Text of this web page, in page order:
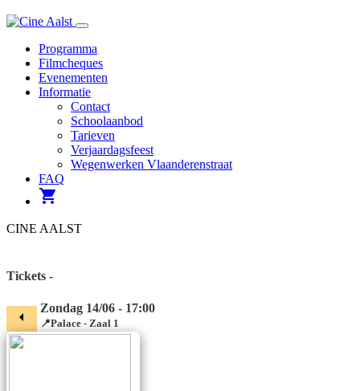
Navigatie
Programma
Filmcheques
Evenementen
Informatie
Contact
Schoolaanbod
Tarieven
Verjaardagsfeest
Wegenwerken Vlaanderenstraat
FAQ
shopping_cart
CINE AALST
Tickets -
arrow_left Zondag 14/06 - 17:00
📍Palace - Zaal 1